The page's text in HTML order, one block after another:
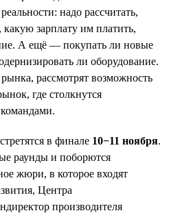
надо рассчитать,
какую зарплату им платить,
А ещё — покупать ли новые
ли оборудование.
рассмотрят возможность
где столкнутся
в финале 10−11 ноября.
раунды и поборются
жюри, в которое входят
Центра
производителя